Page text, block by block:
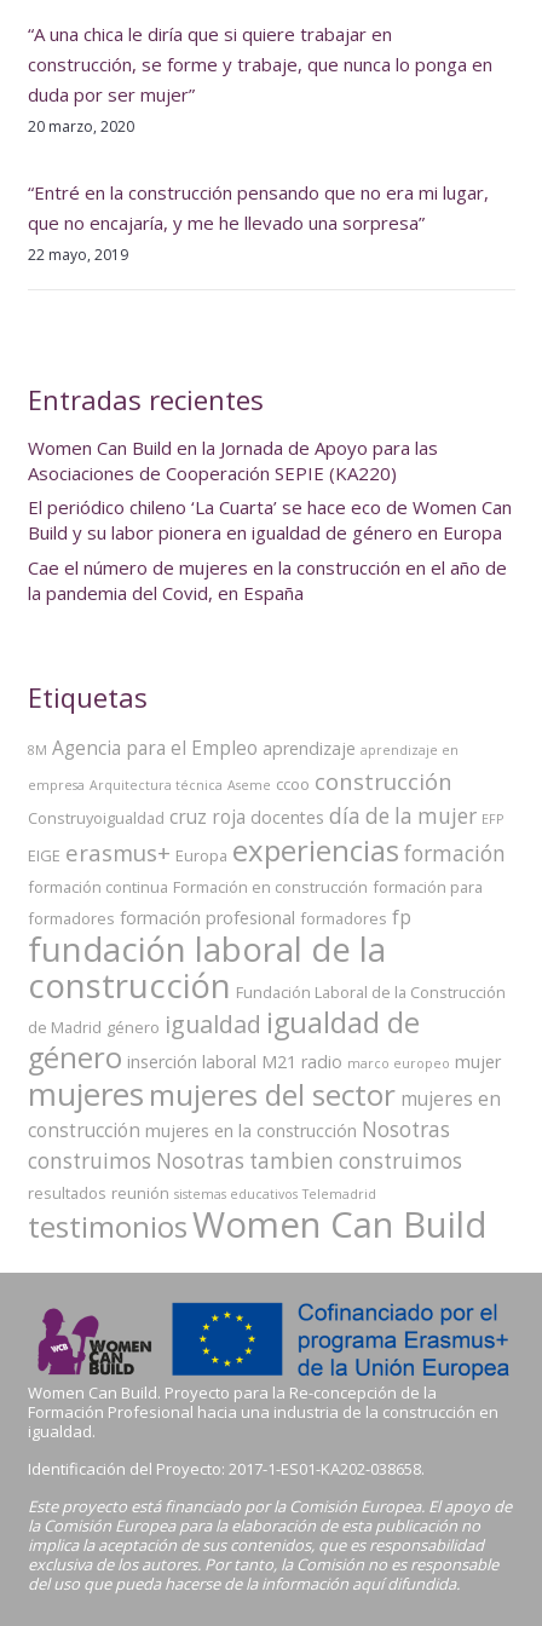
“A una chica le diría que si quiere trabajar en
construcción, se forme y trabaje, que nunca lo ponga en
duda por ser mujer”
20 marzo, 2020
“Entré en la construcción pensando que no era mi lugar,
que no encajaría, y me he llevado una sorpresa”
22 mayo, 2019
Entradas recientes
Women Can Build en la Jornada de Apoyo para las
Asociaciones de Cooperación SEPIE (KA220)
El periódico chileno ‘La Cuarta’ se hace eco de Women Can
Build y su labor pionera en igualdad de género en Europa
Cae el número de mujeres en la construcción en el año de
la pandemia del Covid, en España
Etiquetas
8M Agencia para el Empleo aprendizaje aprendizaje en
empresa Arquitectura técnica Aseme ccoo construcción
Construyoigualdad cruz roja docentes día de la mujer EFP
EIGE erasmus+ Europa experiencias formación
formación continua Formación en construcción formación para
formadores formación profesional formadores fp
fundación laboral de la
construcción Fundación Laboral de la Construcción
de Madrid género igualdad igualdad de
género inserción laboral M21 radio marco europeo mujer
mujeres mujeres del sector mujeres en
construcción mujeres en la construcción Nosotras
construimos Nosotras tambien construimos
resultados reunión sistemas educativos Telemadrid
testimoniosWomen Can Build
Women Can Build. Proyecto para la Re-concepción de la
Formación Profesional hacia una industria de la construcción en
igualdad.
Identificación del Proyecto: 2017-1-ES01-KA202-038658.
Este proyecto está financiado por la Comisión Europea. El apoyo de
la Comisión Europea para la elaboración de esta publicación no
implica la aceptación de sus contenidos, que es responsabilidad
exclusiva de los autores. Por tanto, la Comisión no es responsable
del uso que pueda hacerse de la información aquí difundida.